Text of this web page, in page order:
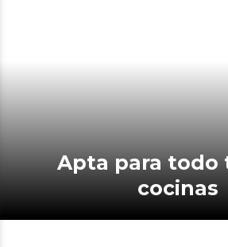
Apta para todo tipo de
cocinas